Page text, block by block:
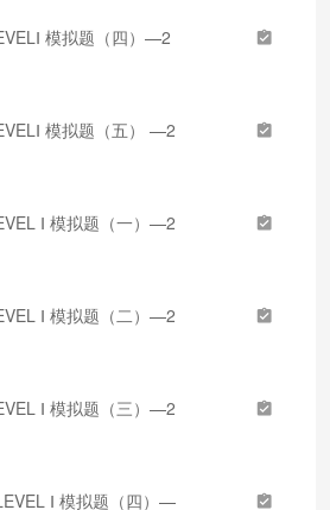
模拟题（四）—2
模拟题（五） —2
Ⅰ 模拟题（一）—2
Ⅰ 模拟题（二）—2
Ⅰ 模拟题（三）—2
Ⅰ 模拟题（四）—